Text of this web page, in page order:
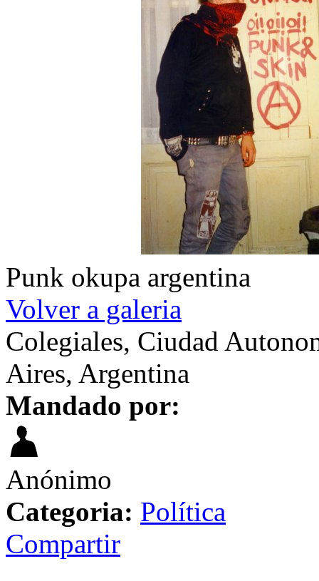
Punk okupa argentina
Volver a galeria
Colegiales, Ciudad
Aires, Argentina
Mandado por:
Anónimo
Categoria: Política
Compartir